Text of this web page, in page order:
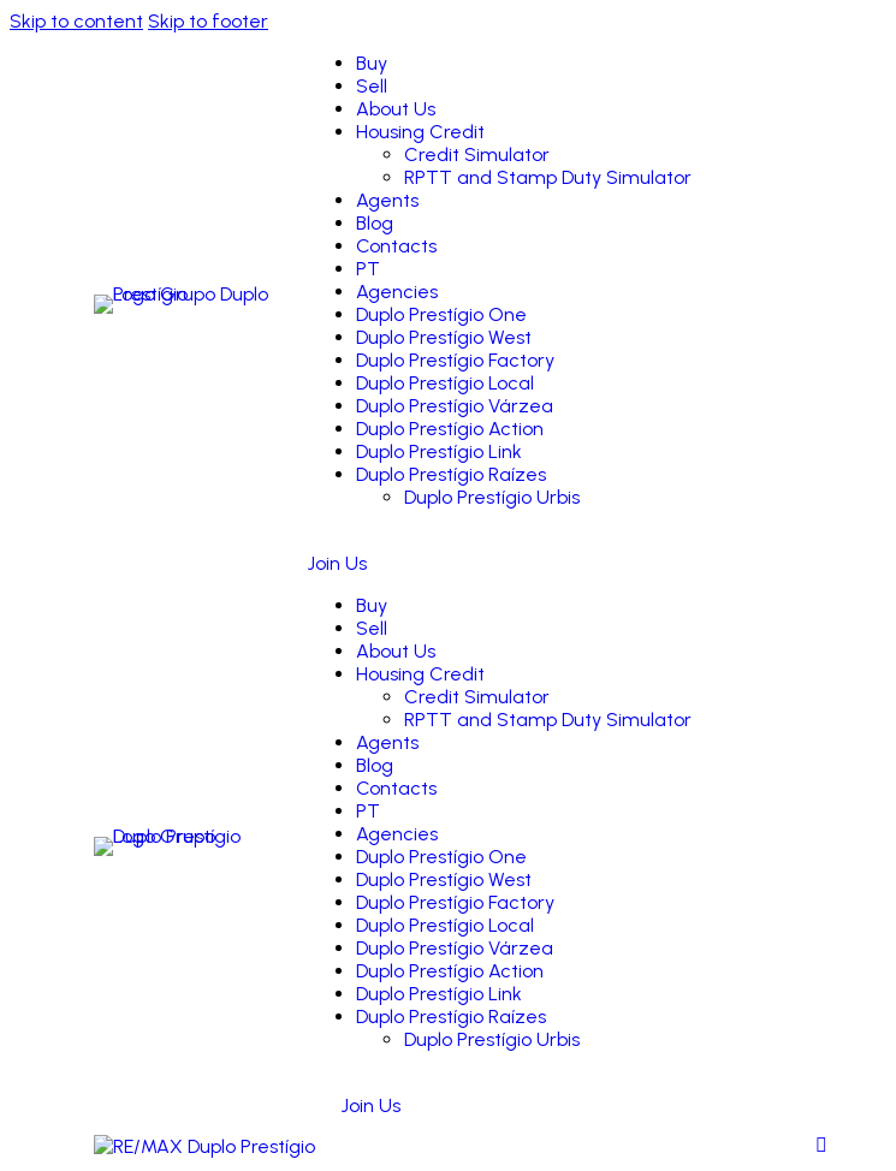
Skip to content Skip to footer
Buy
Sell
About Us
Housing Credit
Credit Simulator
RPTT and Stamp Duty Simulator
Agents
Blog
Contacts
PT
Agencies
Duplo Prestígio One
Duplo Prestígio West
Duplo Prestígio Factory
Duplo Prestígio Local
Duplo Prestígio Várzea
Duplo Prestígio Action
Duplo Prestígio Link
Duplo Prestígio Raízes
Duplo Prestígio Urbis
Join Us
Buy
Sell
About Us
Housing Credit
Credit Simulator
RPTT and Stamp Duty Simulator
Agents
Blog
Contacts
PT
Agencies
Duplo Prestígio One
Duplo Prestígio West
Duplo Prestígio Factory
Duplo Prestígio Local
Duplo Prestígio Várzea
Duplo Prestígio Action
Duplo Prestígio Link
Duplo Prestígio Raízes
Duplo Prestígio Urbis
Join Us